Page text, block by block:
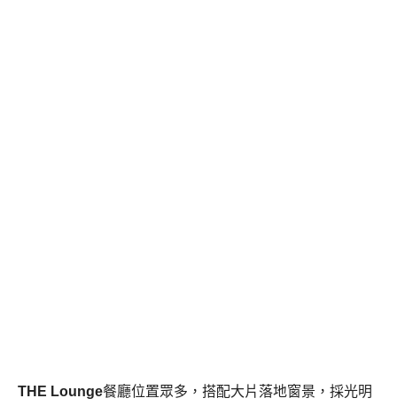
THE Lounge餐廳位置眾多，搭配大片落地窗景，採光明